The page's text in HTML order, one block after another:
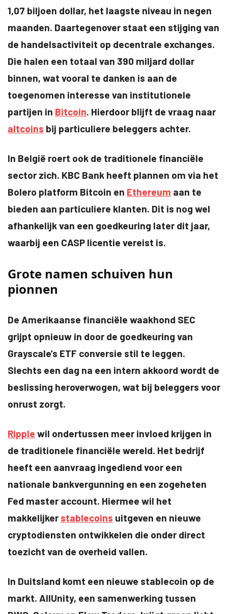
1,07 biljoen dollar, het laagste niveau in negen
maanden. Daartegenover staat een stijging van
de handelsactiviteit op decentrale exchanges.
Die halen een totaal van 390 miljard dollar
binnen, wat vooral te danken is aan de
toegenomen interesse van institutionele
partijen in Bitcoin. Hierdoor blijft de vraag naar
altcoins bij particuliere beleggers achter.
In België roert ook de traditionele financiële
sector zich. KBC Bank heeft plannen om via het
Bolero platform Bitcoin en Ethereum aan te
bieden aan particuliere klanten. Dit is nog wel
afhankelijk van een goedkeuring later dit jaar,
waarbij een CASP licentie vereist is.
Grote namen schuiven hun
pionnen
De Amerikaanse financiële waakhond SEC
grijpt opnieuw in door de goedkeuring van
Grayscale’s ETF conversie stil te leggen.
Slechts een dag na een intern akkoord wordt de
beslissing heroverwogen, wat bij beleggers voor
onrust zorgt.
Ripple wil ondertussen meer invloed krijgen in
de traditionele financiële wereld. Het bedrijf
heeft een aanvraag ingediend voor een
nationale bankvergunning en een zogeheten
Fed master account. Hiermee wil het
makkelijker stablecoins uitgeven en nieuwe
cryptodiensten ontwikkelen die onder direct
toezicht van de overheid vallen.
In Duitsland komt een nieuwe stablecoin op de
markt. AllUnity, een samenwerking tussen